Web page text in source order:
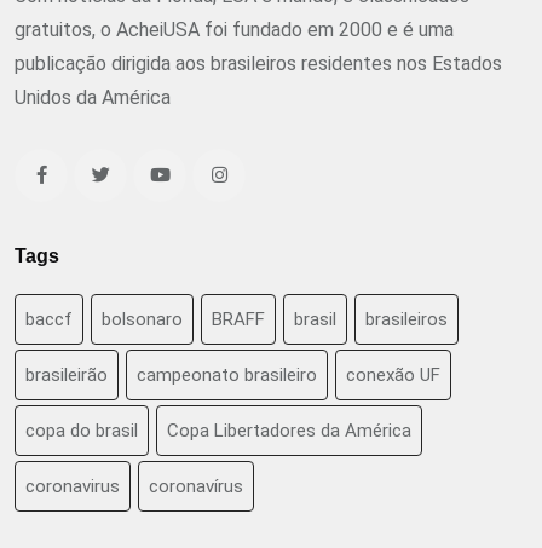
gratuitos, o AcheiUSA foi fundado em 2000 e é uma
publicação dirigida aos brasileiros residentes nos Estados
Unidos da América
Tags
baccf bolsonaro BRAFF brasil brasileiros
brasileirão campeonato brasileiro conexão UF
copa do brasil Copa Libertadores da América
coronavirus coronavírus